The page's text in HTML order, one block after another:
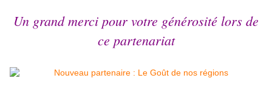
Un grand merci pour votre générosité lors de
ce partenariat